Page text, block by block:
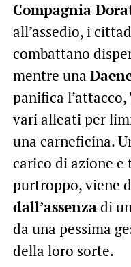
Compagnia
all’assedio, i
combattano
mentre una
panifica l’attacco,
vari alleati per
una carneficina.
carico di azione e
purtroppo, viene
dall’assenzadi
da una pessima
della loro sorte.